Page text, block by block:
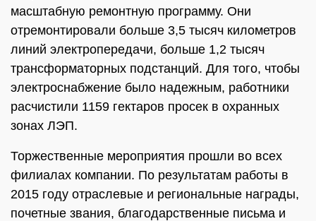
масштабную ремонтную программу. Они
отремонтировали больше 3,5 тысяч километров
линий электропередачи, больше 1,2 тысяч
трансформаторных подстанций. Для того, чтобы
электроснабжение было надежным, работники
расчистили 1159 гектаров просек в охранных
зонах ЛЭП.
Торжественные мероприятия прошли во всех
филиалах компании. По результатам работы в
2015 году отраслевые и региональные награды,
почетные звания, благодарственные письма и